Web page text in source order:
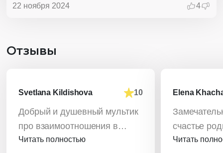
забота друг о друге. Это особенно актуально в
средства, могут показать большую силу любви.
22 ноября 2024 4
Отзывы
Svetlana Kildishova 10
Добрый и душевный мультик
про взаимоотношения в
семье♥️
Читать полностью
Elena
счастье
детей.
Читать